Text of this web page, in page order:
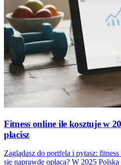
Fitness online ile kosztuje w
płacisz
Zaglądasz do portfela i pytasz:
się naprawdę opłaca? W 2025